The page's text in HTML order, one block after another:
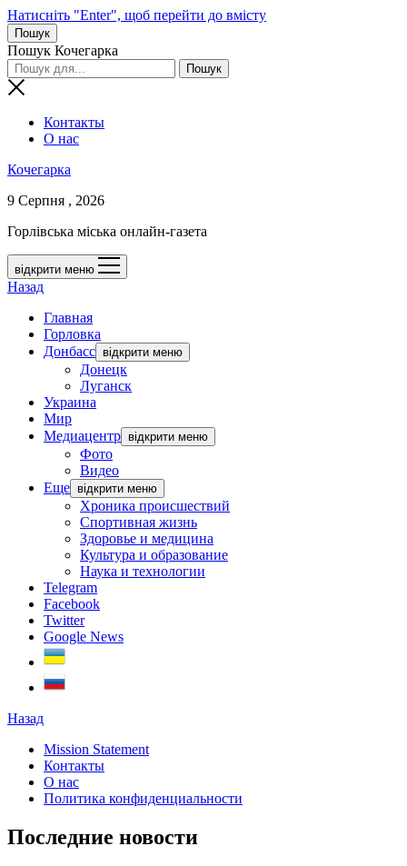
Натисніть "Enter", щоб перейти до вмісту
Пошук
Пошук Кочегарка
Контакты
О нас
Кочегарка
9 Серпня , 2026
Горлівська міська онлайн-газета
відкрити меню
Назад
Главная
Горловка
Донбасс відкрити меню
Донецк
Луганск
Украина
Мир
Медиацентр відкрити меню
Фото
Видео
Еще відкрити меню
Хроника происшествий
Спортивная жизнь
Здоровье и медицина
Культура и образование
Наука и технологии
Telegram
Facebook
Twitter
Google News
Назад
Mission Statement
Контакты
О нас
Политика конфиденциальности
Последние новости